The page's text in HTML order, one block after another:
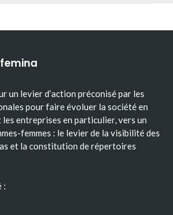
un levier d’action préconisé par les
pour faire évoluer la société en
les entreprises en particulier, vers un
femmes : le levier de la visibilité des
et la constitution de répertoires
: